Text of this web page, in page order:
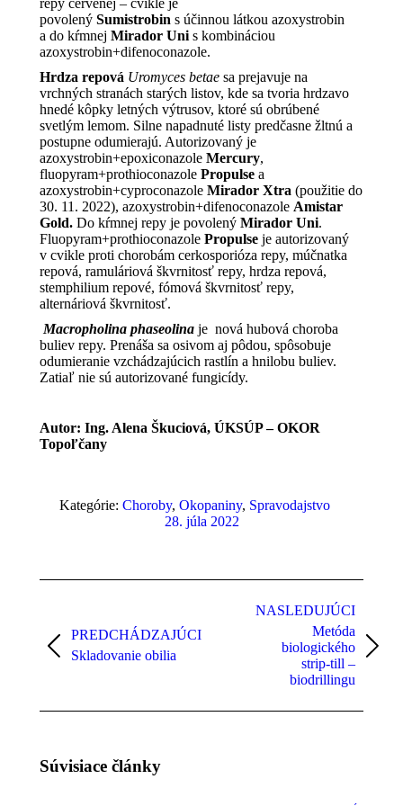
repy červenej – cvikle je
povolený Sumistrobin s účinnou látkou azoxystrobin
a do kŕmnej Mirador Uni s kombináciou
azoxystrobin+difenoconazole.
Hrdza repová Uromyces betae sa prejavuje na
vrchných stranách starých listov, kde sa tvoria hrdzavo
hnedé kôpky letných výtrusov, ktoré sú obrúbené
svetlým lemom. Silne napadnuté listy predčasne žltnú a
postupne odumierajú. Autorizovaný je
azoxystrobin+epoxiconazole Mercury,
fluopyram+prothioconazole Propulse a
azoxystrobin+cyproconazole Mirador Xtra (použitie do
30. 11. 2022), azoxystrobin+difenoconazole Amistar
Gold. Do kŕmnej repy je povolený Mirador Uni.
Fluopyram+prothioconazole Propulse je autorizovaný
v cvikle proti chorobám cerkosporióza repy, múčnatka
repová, ramuláriová škvrnitosť repy, hrdza repová,
stemphilium repové, fómová škvrnitosť repy,
alternáriová škvrnitosť.
Macropholina phaseolina je nová hubová choroba
buliev repy. Prenáša sa osivom aj pôdou, spôsobuje
odumieranie vzchádzajúcich rastlín a hnilobu buliev.
Zatiaľ nie sú autorizované fungicídy.
Autor: Ing. Alena Škuciová, ÚKSÚP – OKOR
Topoľčany
Kategórie: Choroby, Okopaniny, Spravodajstvo
28. júla 2022
PREDCHÁDZAJÚCI
Previous
Skladovanie obilia
NASLEDUJÚCI
Metóda
biologického
strip-till –
biodrillingu
Súvisiace články